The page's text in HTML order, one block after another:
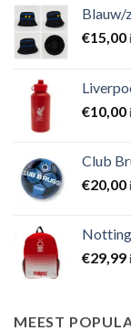
Blauw/
€15,00
€10,00
Club
€20,00
€29,99
MEEST